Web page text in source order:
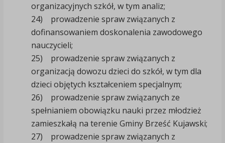
organizacyjnych szkół, w tym analiz;
24) prowadzenie spraw związanych z
dofinansowaniem doskonalenia zawodowego
nauczycieli;
25) prowadzenie spraw związanych z
organizacją dowozu dzieci do szkół, w tym dla
dzieci objętych kształceniem specjalnym;
26) prowadzenie spraw związanych ze
spełnianiem obowiązku nauki przez młodzież
zamieszkałą na terenie Gminy Brześć Kujawski;
27) prowadzenie spraw związanych z